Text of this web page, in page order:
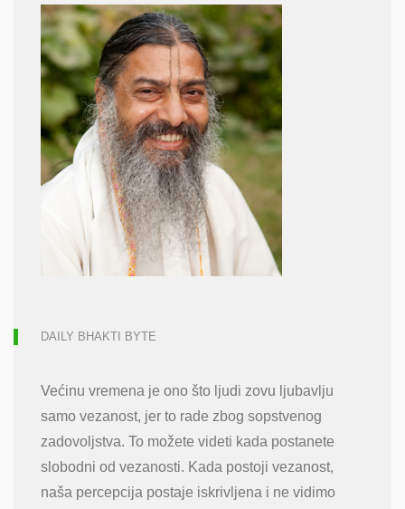
DAILY BHAKTI BYTE
Većinu vremena je ono što ljudi zovu ljubavlju
samo vezanost, jer to rade zbog sopstvenog
zadovoljstva. To možete videti kada postanete
slobodni od vezanosti. Kada postoji vezanost,
naša percepcija postaje iskrivljena i ne vidimo